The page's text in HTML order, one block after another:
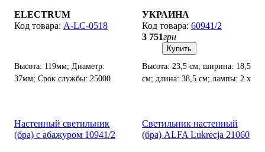
ELECTRUM
A-LC-0518
Высота: 119мм; Диаметр:
37мм; Срок службы: 25000
УКРАИНА
60941/2
3 751грн
Купить
Высота: 23,5 см; ширина: 18,5
см; длина: 38,5 см; лампы: 2 х
Настенный светильник
(бра) с абажуром 10941/2
Светильник настенный
(бра) ALFA Lukreсja 21060